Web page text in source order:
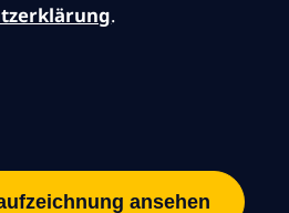
.